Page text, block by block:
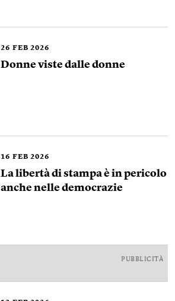
26 FEB 2026
Donne viste dalle donne
16 FEB 2026
La libertà di stampa è in pericolo
anche nelle democrazie
PUBBLICITÀ